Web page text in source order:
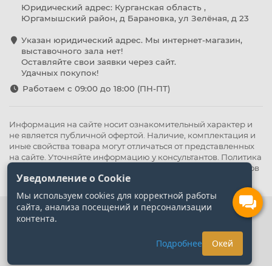
Юридический адрес: Курганская область ,
Юргамышский район, д Барановка, ул Зелёная, д 23
Указан юридический адрес. Мы интернет-магазин,
выставочного зала нет!
Оставляйте свои заявки через сайт.
Удачных покупок!
Работаем с 09:00 до 18:00 (ПН-ПТ)
Информация на сайте носит ознакомительный характер и
не является публичной офертой. Наличие, комплектация и
иные свойства товара могут отличаться от представленных
на сайте. Уточняйте информацию у консультантов. Политика
Политика обработки файлов
cookie
Уведомление о Cookie
Мы используем cookies для корректной работы
сайта, анализа посещений и персонализации
контента.
Подробнее Окей